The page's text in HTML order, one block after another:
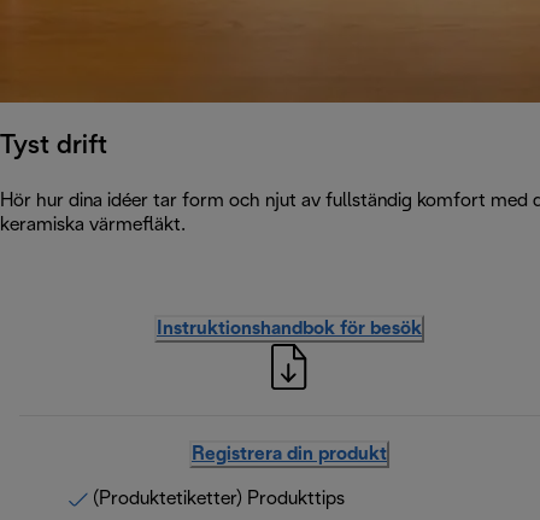
Tyst drift
Hör hur dina idéer tar form och njut av fullständig komfort med
keramiska värmefläkt.
Instruktionshandbok för besök
Registrera din produkt
(Produktetiketter) Produkttips